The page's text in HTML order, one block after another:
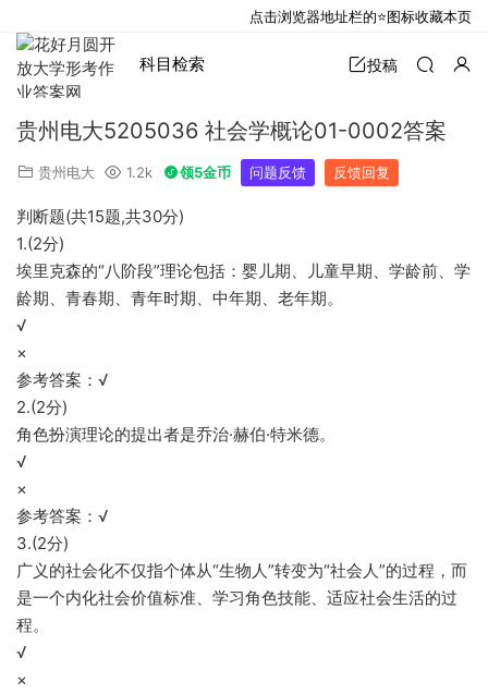
科目检索 投稿
贵州电大5205036 社会学概论01-0002答案
贵州电大 1.2k 领5金币 问题反馈 反馈回复
判断题(共15题,共30分)
1.(2分)
埃里克森的“八阶段”理论包括：婴儿期、儿童早期、学龄前、学
龄期、青春期、青年时期、中年期、老年期。
√
×
参考答案：√
2.(2分)
角色扮演理论的提出者是乔治·赫伯·特米德。
√
×
参考答案：√
3.(2分)
广义的社会化不仅指个体从“生物人”转变为“社会人”的过程，而
是一个内化社会价值标准、学习角色技能、适应社会生活的过
程。
√
×
点击浏览器地址栏的⭐图标收藏本页